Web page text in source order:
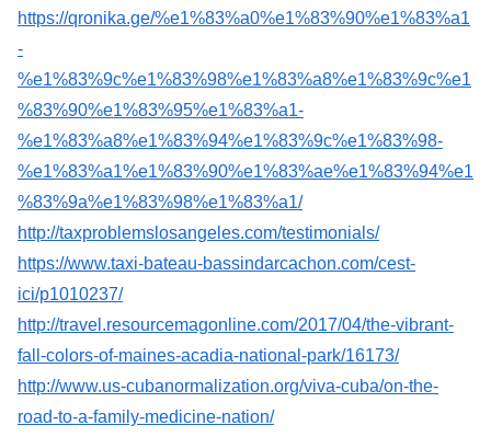
https://qronika.ge/%e1%83%a0%e1%83%90%e1%83%a1
-
%e1%83%9c%e1%83%98%e1%83%a8%e1%83%9c%e1
%83%90%e1%83%95%e1%83%a1-
%e1%83%a8%e1%83%94%e1%83%9c%e1%83%98-
%e1%83%a1%e1%83%90%e1%83%ae%e1%83%94%e1
%83%9a%e1%83%98%e1%83%a1/
http://taxproblemslosangeles.com/testimonials/
https://www.taxi-bateau-bassindarcachon.com/cest-
ici/p1010237/
http://travel.resourcemagonline.com/2017/04/the-vibrant-
fall-colors-of-maines-acadia-national-park/16173/
http://www.us-cubanormalization.org/viva-cuba/on-the-
road-to-a-family-medicine-nation/